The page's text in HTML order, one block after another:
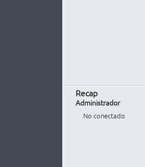
Recap
Administrador
No conectado